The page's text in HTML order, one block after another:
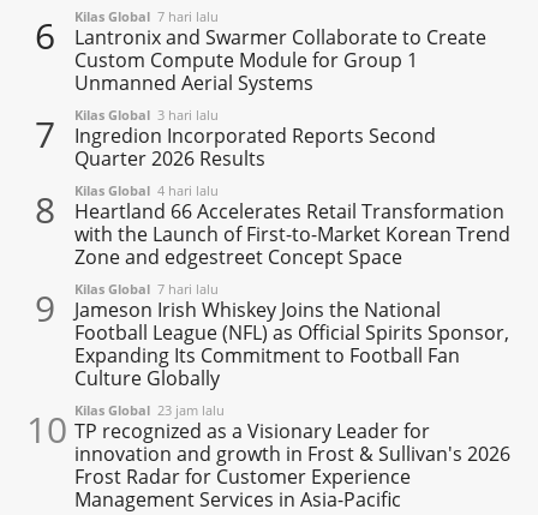
6 Kilas Global 7 hari lalu
Lantronix and Swarmer Collaborate to Create
Custom Compute Module for Group 1
Unmanned Aerial Systems
7 Kilas Global 3 hari lalu
Ingredion Incorporated Reports Second
Quarter 2026 Results
8 Kilas Global 4 hari lalu
Heartland 66 Accelerates Retail Transformation
with the Launch of First-to-Market Korean Trend
Zone and edgestreet Concept Space
9 Kilas Global 7 hari lalu
Jameson Irish Whiskey Joins the National
Football League (NFL) as Official Spirits Sponsor,
Expanding Its Commitment to Football Fan
Culture Globally
10 Kilas Global 23 jam lalu
TP recognized as a Visionary Leader for
innovation and growth in Frost & Sullivan's 2026
Frost Radar for Customer Experience
Management Services in Asia-Pacific